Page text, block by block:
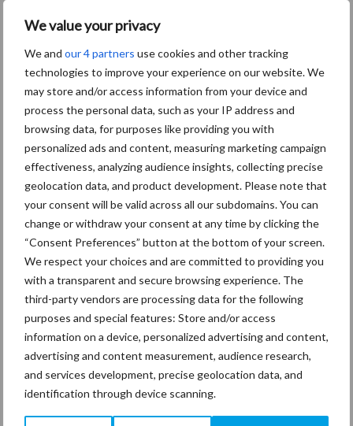
We value your privacy
We and our 4 partners use cookies and other tracking
technologies to improve your experience on our website. We
may store and/or access information from your device and
process the personal data, such as your IP address and
browsing data, for purposes like providing you with
personalized ads and content, measuring marketing campaign
effectiveness, analyzing audience insights, collecting precise
geolocation data, and product development. Please note that
your consent will be valid across all our subdomains. You can
change or withdraw your consent at any time by clicking the
“Consent Preferences” button at the bottom of your screen.
We respect your choices and are committed to providing you
with a transparent and secure browsing experience. The
third-party vendors are processing data for the following
purposes and special features: Store and/or access
information on a device, personalized advertising and content,
advertising and content measurement, audience research,
and services development, precise geolocation data, and
identification through device scanning.
Primaire
Sidebar
Recent nieuws Partner nieuws
30 dec
Hervorming flexibele
arbeidscontracten kent mitsen en
maren
29 dec
Freddy van de Ridder Cleaners:
“Glazenwassen zit in m’n bloed,
maar innoveren is mijn toekomst”
24 dec
Friendship Sports Centre maakt
vrienden voor het leven
23 dec
Business Apps: breng rust in de
schoonmaakchaos